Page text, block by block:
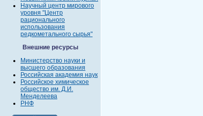
Научный центр мирового
уровня "Центр
рационального
использования
редкометального сырья"
Внешние ресурсы
Министерство науки и
высшего образования
Российская академия наук
Российское химическое
общество им. Д.И.
Менделеева
РНФ